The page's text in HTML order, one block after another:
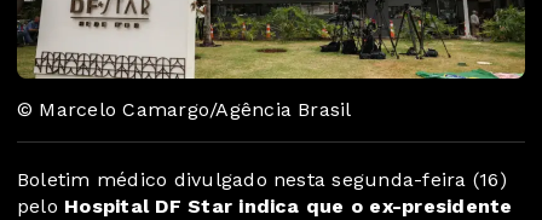
© Marcelo Camargo/Agência Brasil
Boletim médico divulgado nesta segunda-feira (16)
pelo Hospital DF Star indica que o ex-presidente